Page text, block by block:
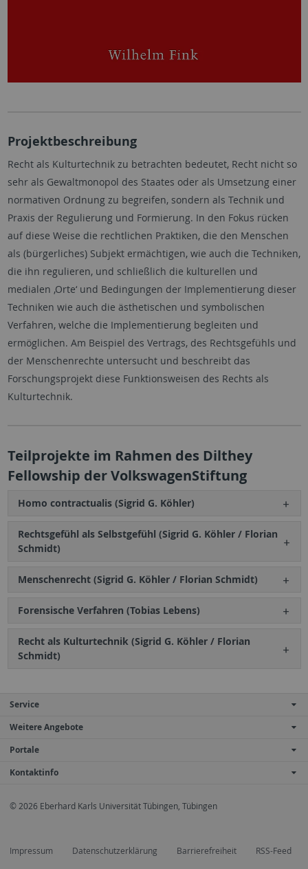
Projektbeschreibung
Recht als Kulturtechnik zu betrachten bedeutet, Recht nicht so
sehr als Gewaltmonopol des Staates oder als Umsetzung einer
normativen Ordnung zu begreifen, sondern als Technik und
Praxis der Regulierung und Formierung. In den Fokus rücken
auf diese Weise die rechtlichen Praktiken, die den Menschen
als (bürgerliches) Subjekt ermächtigen, wie auch die Techniken,
die ihn regulieren, und schließlich die kulturellen und
medialen ‚Orte‘ und Bedingungen der Implementierung dieser
Techniken wie auch die ästhetischen und symbolischen
Verfahren, welche die Implementierung begleiten und
ermöglichen. Am Beispiel des Vertrags, des Rechtsgefühls und
der Menschenrechte untersucht und beschreibt das
Forschungsprojekt diese Funktionsweisen des Rechts als
Kulturtechnik.
Teilprojekte im Rahmen des Dilthey
Fellowship der VolkswagenStiftung
Homo contractualis (Sigrid G. Köhler)
Rechtsgefühl als Selbstgefühl (Sigrid G. Köhler / Florian
Schmidt)
Menschenrecht (Sigrid G. Köhler / Florian Schmidt)
Forensische Verfahren (Tobias Lebens)
Recht als Kulturtechnik (Sigrid G. Köhler / Florian
Schmidt)
Service
Weitere Angebote
Portale
Kontaktinfo
© 2026 Eberhard Karls Universität Tübingen, Tübingen
Impressum Datenschutzerklärung Barrierefreiheit RSS-Feed